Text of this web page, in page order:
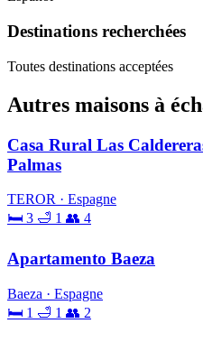
Destinations recherchées
Toutes destinations acceptées
Autres maisons à
Casa Rural Las
Palmas
TEROR · Espagne
🛏 3 🛁 1 👥 4
Apartamento Baeza
Baeza · Espagne
🛏 1 🛁 1 👥 2